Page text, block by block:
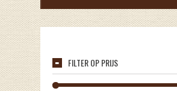
FILTER OP PRIJS